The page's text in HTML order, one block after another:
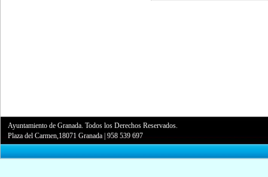
Ayuntamiento de Granada. Todos los Derechos Reservados.
Plaza del Carmen,18071 Granada |958 539 697